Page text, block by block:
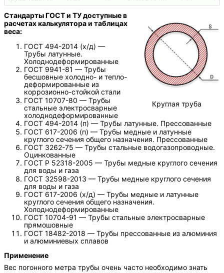
Круглая труба
Стандарты ГОСТ и ТУ доступные в
расчетах калькулятора и таблицах
веса:
ГОСТ 494-2014 (х/д) —
Трубы латунные.
Холоднодеформированные
ГОСТ 9941-81 — Трубы
бесшовные холодно- и тепло-
деформированные из
коррозионно-стойкой стали
ГОСТ 10707-80 — Трубы
стальные электросварные
холоднодеформированные
ГОСТ 494-2014 (п) — Трубы латунные. Прессованные
ГОСТ 617-2006 (п) — Трубы медные и латунные
круглого сечения общего назначения. Прессованные
ГОСТ 3262-75 — Трубы стальные водогазопроводные.
Оцинкованные
ГОСТ Р 52318-2005 — Трубы медные круглого сечения
для воды и газа
ГОСТ 32598-2013 — Трубы медные круглого сечения
для воды и газа
ГОСТ 617-2006 (х/д) — Трубы медные и латунные
круглого сечения общего назначения.
Холоднодеформированные
ГОСТ 10704-91 — Трубы стальные электросварные
прямошовные
ГОСТ 18482-2018 — Трубы прессованные из алюминия
и алюминиевых сплавов
Применение
Вес погонного метра трубы очень часто необходимо знать